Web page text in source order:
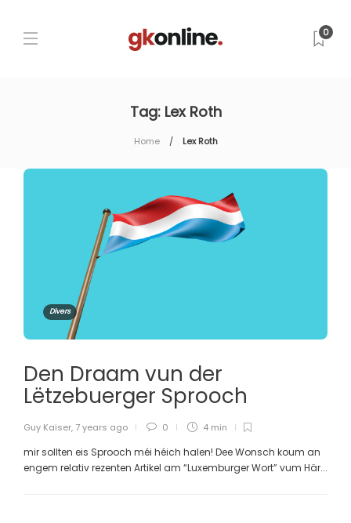
0
Tag: Lex Roth
Home Lex Roth
Divers
Den Draam vun der
Lëtzebuerger Sprooch
Guy Kaiser, 7 years ago 0 4 min
mir sollten eis Sprooch méi héich halen! Dee Wonsch koum an
engem relativ rezenten Artikel am “Luxemburger Wort” vum Här...